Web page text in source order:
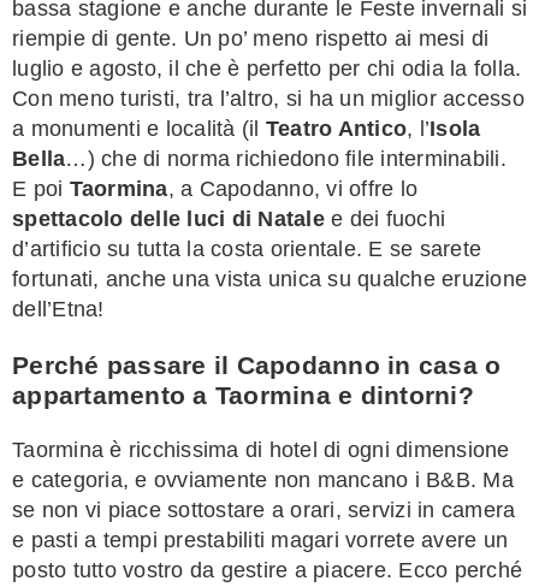
bassa stagione e anche durante le Feste invernali si
riempie di gente. Un po’ meno rispetto ai mesi di
luglio e agosto, il che è perfetto per chi odia la folla.
Con meno turisti, tra l’altro, si ha un miglior accesso
a monumenti e località (il Teatro Antico, l’Isola
Bella…) che di norma richiedono file interminabili.
E poi Taormina, a Capodanno, vi offre lo
spettacolo delle luci di Natalee dei fuochi
d’artificio su tutta la costa orientale. E se sarete
fortunati, anche una vista unica su qualche eruzione
dell’Etna!
Perché passare il Capodanno in casa o
appartamento a Taormina e dintorni?
Taormina è ricchissima di hotel di ogni dimensione
e categoria, e ovviamente non mancano i B&B. Ma
se non vi piace sottostare a orari, servizi in camera
e pasti a tempi prestabiliti magari vorrete avere un
posto tutto vostro da gestire a piacere. Ecco perché